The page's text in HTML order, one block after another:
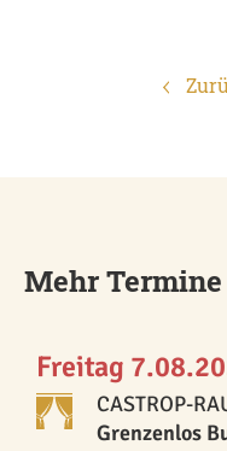
Mehr
Freitag
CASTROP-
Grenzenlos